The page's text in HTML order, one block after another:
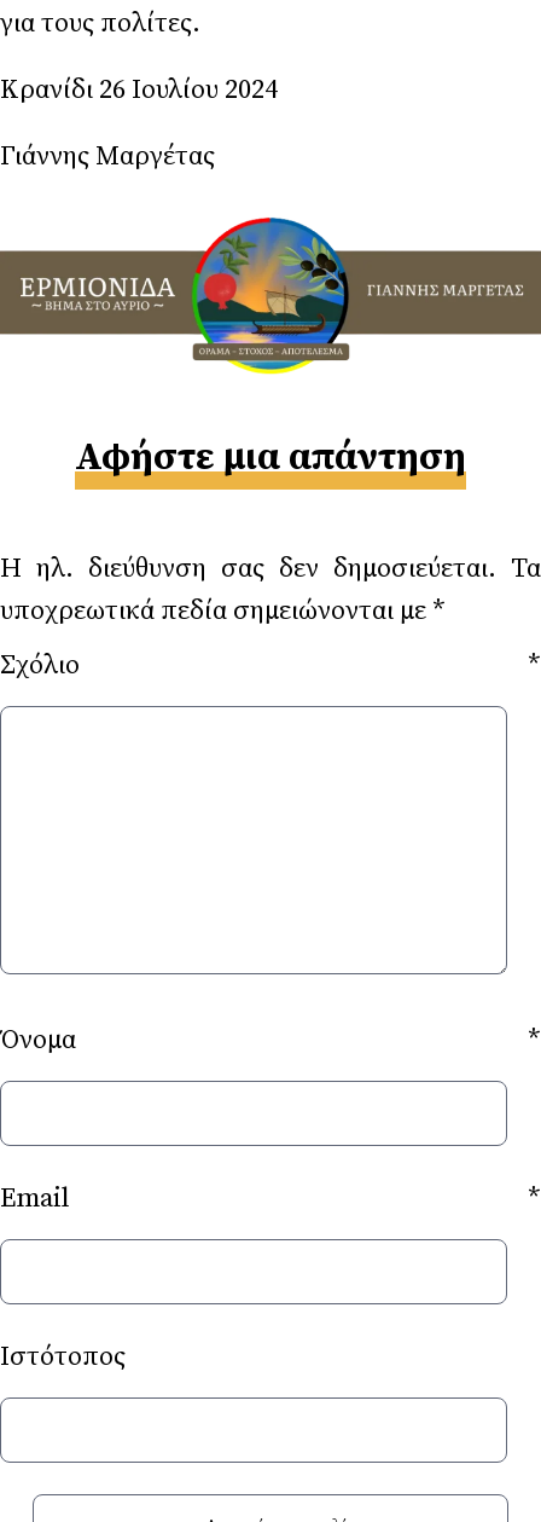
για τους πολίτες.
Κρανίδι 26 Ιουλίου 2024
Γιάννης Μαργέτας
Αφήστε μια απάντηση
Η ηλ. διεύθυνση σας δεν δημοσιεύεται. Τα
υποχρεωτικά πεδία σημειώνονται με *
Σχόλιο *
Όνομα *
Email *
Ιστότοπος